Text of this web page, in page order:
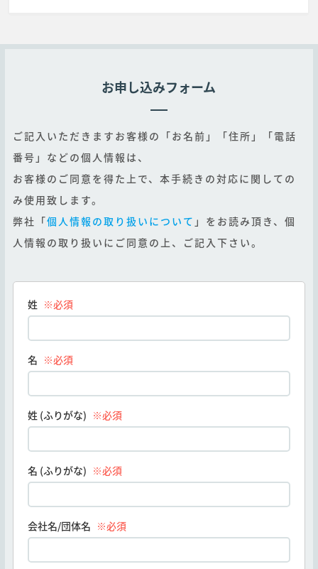
お申し込みフォーム
ご記入いただきますお客様の「お名前」「住所」「電話
番号」などの個人情報は、
お客様のご同意を得た上で、本手続きの対応に関しての
み使用致します。
弊社「個人情報の取り扱いについて 」をお読み頂き、個
人情報の取り扱いにご同意の上、ご記入下さい。
姓 ※必須
名 ※必須
姓 (ふりがな) ※必須
名 (ふりがな) ※必須
会社名/団体名 ※必須